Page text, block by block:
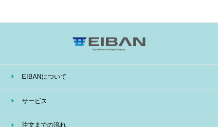
EIBANについて
サービス
注文までの流れ